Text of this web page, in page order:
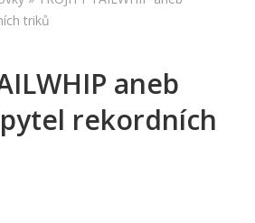
triků
aneb
rekordních